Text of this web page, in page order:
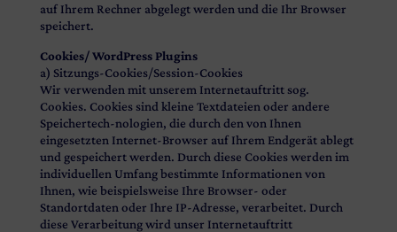
auf Ihrem Rechner abgelegt werden und die Ihr Browser
speichert.
Cookies/ WordPress Plugins
a) Sitzungs-Cookies/Session-Cookies
Wir verwenden mit unserem Internetauftritt sog.
Cookies. Cookies sind kleine Textdateien oder andere
Speichertech-nologien, die durch den von Ihnen
eingesetzten Internet-Browser auf Ihrem Endgerät ablegt
und gespeichert werden. Durch diese Cookies werden im
individuellen Umfang bestimmte Informationen von
Ihnen, wie beispielsweise Ihre Browser- oder
Standortdaten oder Ihre IP-Adresse, verarbeitet. Durch
diese Verarbeitung wird unser Internetauftritt